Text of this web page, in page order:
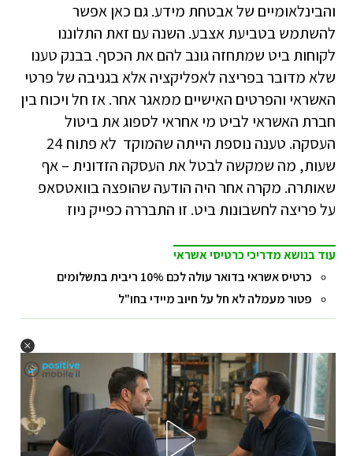
והבינלאומיים של אבטחת מידע. גם כאן אפשר
להשתמש בטביעת אצבע. השנה עם זאת התלוננו
לקוחות ביט שמתחזה גונב להם את הכסף. בבנק טענו
שלא מדובר בפריצה לאפליקציה אלא בגניבה של פרטי
האשראי והפרטים האישיים ממאגר אחר. אז חל ויכוח בין
חברת האשראי לביט מי אחראי לספוג את ביטול
העסקה. טענה נוספת הייתה שהמוקד לא פתוח 24
שעות, מה שמקשה לבטל את העסקה הזדונית – אף
שאותרה. מקרה אחר היה הודעה שהופצה בוואטסאפ
על פריצה לחשבונות ביט. זו התבררה כפייק ניוז
עוד בנושא מדריכי כרטיסי אשראי
כרטיס אשראי בדואר עולה לכם 10% ריבית בתשלומים
פטור מעמלה לא חל על חיוב מיידי בחו"ל